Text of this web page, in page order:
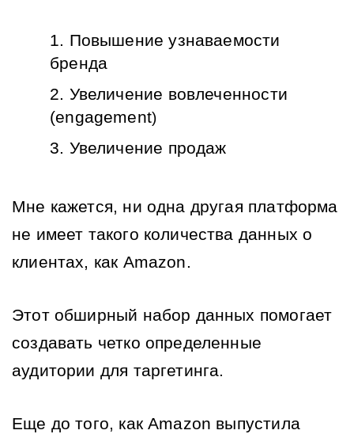
Повышение узнаваемости
бренда
Увеличение вовлеченности
(engagement)
Увеличение продаж
Мне кажется, ни одна другая платформа
не имеет такого количества данных о
клиентах, как Amazon.
Этот обширный набор данных помогает
создавать четко определенные
аудитории для таргетинга.
Еще до того, как Amazon выпустила